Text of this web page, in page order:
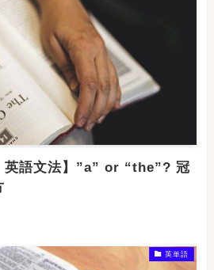
英語文法】”a” or “the”? 冠
英単語